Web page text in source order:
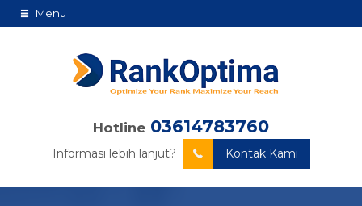
Menu
Hotline 03614783760
Informasi lebih lanjut? Kontak Kami